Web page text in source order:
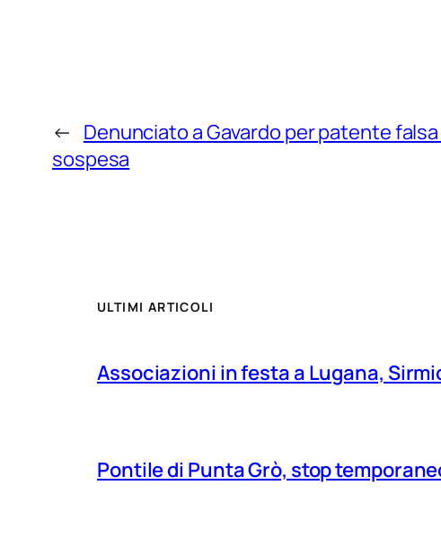
← Denunciato a Gavardo per patente
sospesa
ULTIMI ARTICOLI
Associazioni in festa a Lugana,
Pontile di Punta Grò, stop